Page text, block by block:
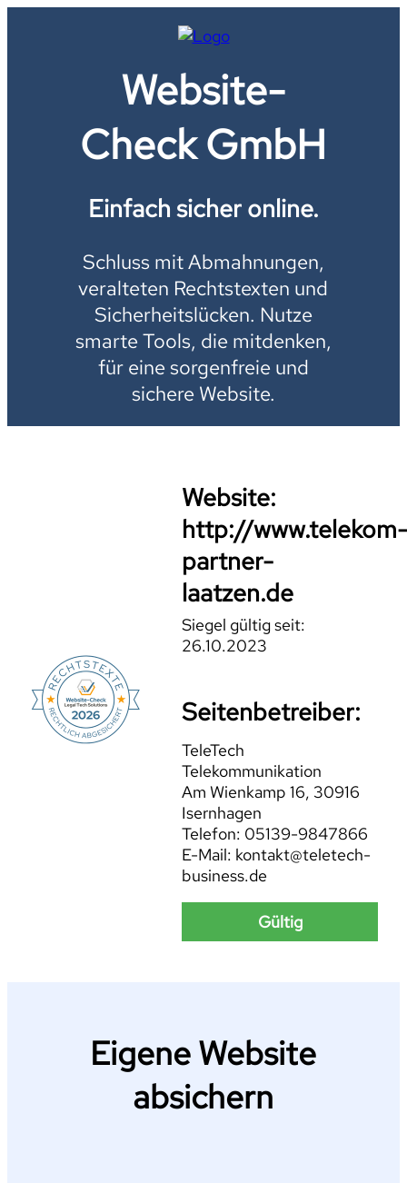
Website-
Check GmbH
Einfach sicher online.
Schluss mit Abmahnungen,
veralteten Rechtstexten und
Sicherheitslücken. Nutze
smarte Tools, die mitdenken,
für eine sorgenfreie und
sichere Website.
Website:
http://
partner-
laatzen.de
Siegel gültig seit:
26.10.2023
Seitenbetreiber:
TeleTech
Telekommunikation
Am Wienkamp 16, 30916
Isernhagen
Telefon: 05139-9847866
E-Mail: kontakt@teletech-
business.de
Gültig
Eigene Website
absichern